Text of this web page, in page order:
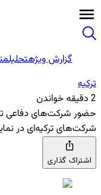
گزارش ویژهتحلیل
ترکیه
2 دقیقه خواندن
حضور شرکت‌های دفاعی ترکیه
شرکت‌های ترکیه‌ای در نمایشگاه بین المللی
اشتراک گذاری